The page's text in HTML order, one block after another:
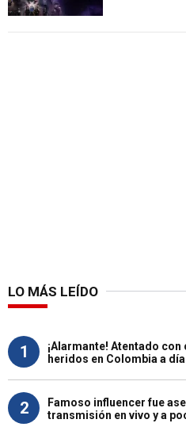
LO MÁS LEÍDO
1
¡Alarmante! Atentado con
heridos en Colombia a
2
Famoso influencer fue
transmisión en vivo y a